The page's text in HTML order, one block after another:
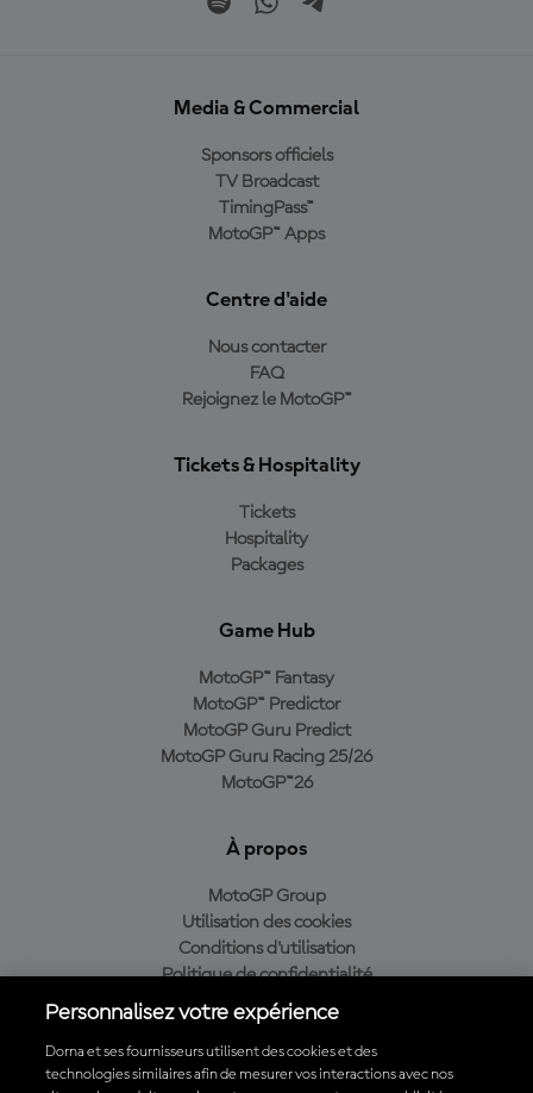
Media & Commercial
Sponsors officiels
TV Broadcast
TimingPass™
MotoGP™ Apps
Centre d'aide
Nous contacter
FAQ
Rejoignez le MotoGP™
Tickets & Hospitality
Tickets
Hospitality
Packages
Game Hub
MotoGP™ Fantasy
MotoGP™ Predictor
MotoGP Guru Predict
MotoGP Guru Racing 25/26
MotoGP™26
À propos
MotoGP Group
Utilisation des cookies
Conditions d'utilisation
Politique de confidentialité
Politique d’achat
Personnalisez votre expérience
Dorna et ses fournisseurs utilisent des cookies et des
technologies similaires afin de mesurer vos interactions avec nos